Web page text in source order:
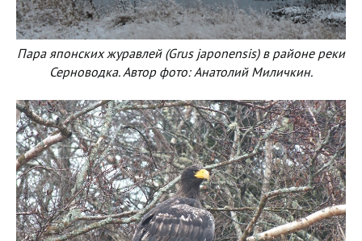
Пара японских журавлей (Grus japonensis) в районе реки
Серноводка. Автор фото: Анатолий Миличкин.